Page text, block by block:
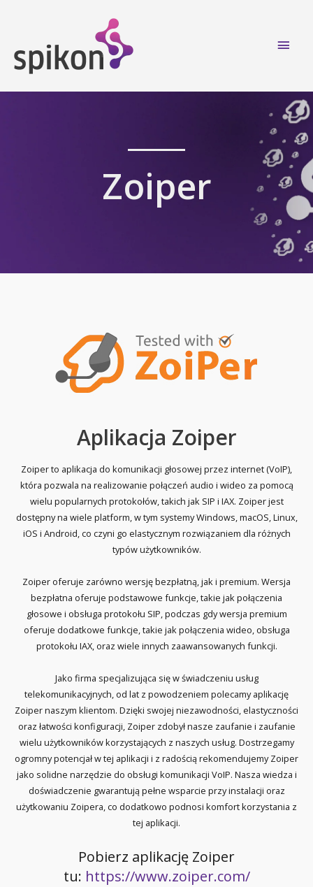
Main
Zoiper
Aplikacja Zoiper
Zoiper to aplikacja do komunikacji głosowej przez internet (VoIP),
która pozwala na realizowanie połączeń audio i wideo za pomocą
wielu popularnych protokołów, takich jak SIP i IAX. Zoiper jest
dostępny na wiele platform, w tym systemy Windows, macOS, Linux,
iOS i Android, co czyni go elastycznym rozwiązaniem dla różnych
typów użytkowników.
Zoiper oferuje zarówno wersję bezpłatną, jak i premium. Wersja
bezpłatna oferuje podstawowe funkcje, takie jak połączenia
głosowe i obsługa protokołu SIP, podczas gdy wersja premium
oferuje dodatkowe funkcje, takie jak połączenia wideo, obsługa
protokołu IAX, oraz wiele innych zaawansowanych funkcji.
Jako firma specjalizująca się w świadczeniu usług
telekomunikacyjnych, od lat z powodzeniem polecamy aplikację
Zoiper naszym klientom. Dzięki swojej niezawodności, elastyczności
oraz łatwości konfiguracji, Zoiper zdobył nasze zaufanie i zaufanie
wielu użytkowników korzystających z naszych usług. Dostrzegamy
ogromny potencjał w tej aplikacji i z radością rekomendujemy Zoiper
jako solidne narzędzie do obsługi komunikacji VoIP. Nasza wiedza i
doświadczenie gwarantują pełne wsparcie przy instalacji oraz
użytkowaniu Zoipera, co dodatkowo podnosi komfort korzystania z
tej aplikacji.
Pobierz aplikację Zoiper
tu: https://www.zoiper.com/